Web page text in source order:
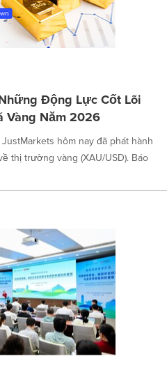
Động Lực Cốt Lõi
Vàng Năm 2026
hôm nay đã phát hành
thị trường vàng (XAU/USD). Báo